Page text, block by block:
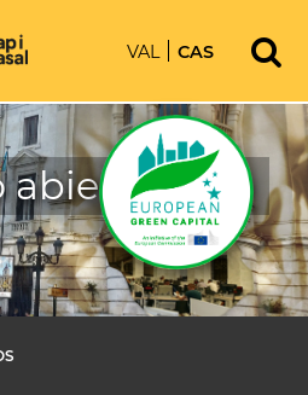
VAL CAS
abierto OLD